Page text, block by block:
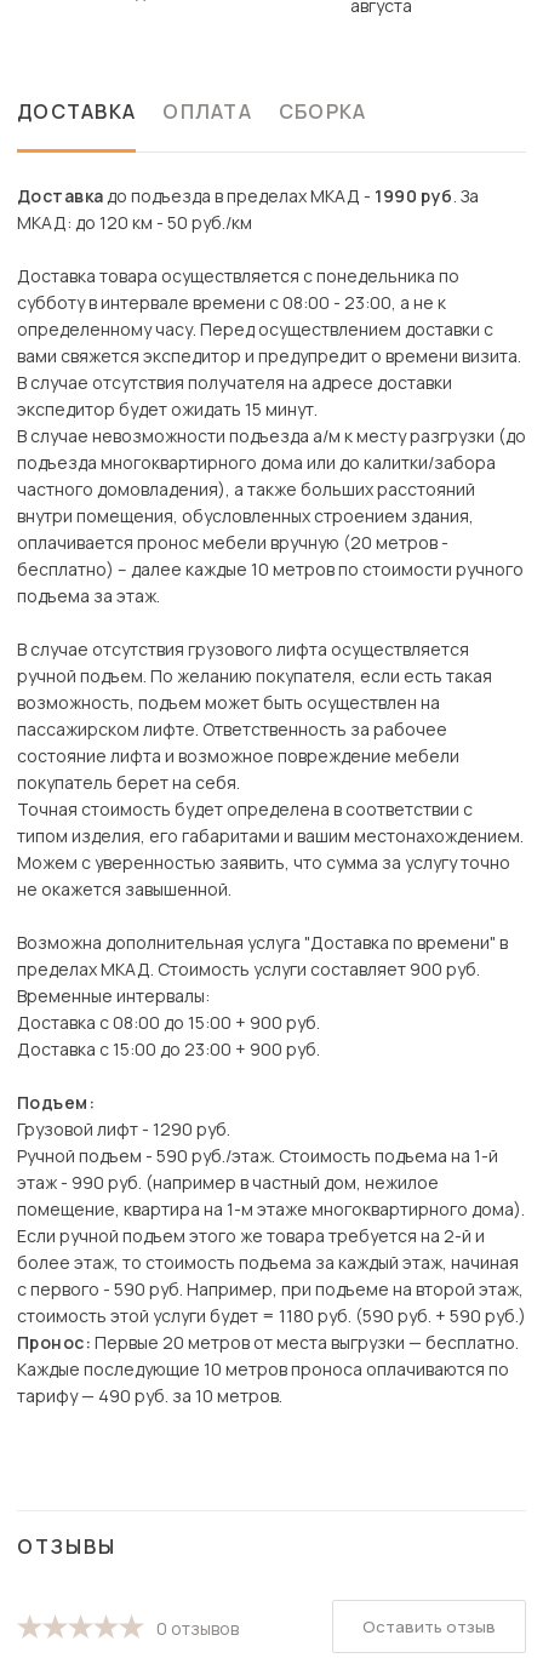
августа
ДОСТАВКА ОПЛАТА СБОРКА
Доставкадо подъезда в пределах МКАД - 1990 руб. За
МКАД: до 120 км - 50 руб./км
Доставка товара осуществляется с понедельника по
субботу в интервале времени с 08:00 - 23:00, а не к
определенному часу. Перед осуществлением доставки с
вами свяжется экспедитор и предупредит о времени визита.
В случае отсутствия получателя на адресе доставки
экспедитор будет ожидать 15 минут.
В случае невозможности подъезда а/м к месту разгрузки (до
подъезда многоквартирного дома или до калитки/забора
частного домовладения), а также больших расстояний
внутри помещения, обусловленных строением здания,
оплачивается пронос мебели вручную (20 метров -
бесплатно) – далее каждые 10 метров по стоимости ручного
подъема за этаж.
В случае отсутствия грузового лифта осуществляется
ручной подъем. По желанию покупателя, если есть такая
возможность, подъем может быть осуществлен на
пассажирском лифте. Ответственность за рабочее
состояние лифта и возможное повреждение мебели
покупатель берет на себя.
Точная стоимость будет определена в соответствии с
типом изделия, его габаритами и вашим местонахождением.
Можем с уверенностью заявить, что сумма за услугу точно
не окажется завышенной.
Возможна дополнительная услуга "Доставка по времени" в
пределах МКАД. Стоимость услуги составляет 900 руб.
Временные интервалы:
Доставка с 08:00 до 15:00 + 900 руб.
Доставка с 15:00 до 23:00 + 900 руб.
Подъем:
Грузовой лифт - 1290 руб.
Ручной подъем - 590 руб./этаж. Стоимость подъема на 1-й
этаж - 990 руб. (например в частный дом, нежилое
помещение, квартира на 1-м этаже многоквартирного дома).
Если ручной подъем этого же товара требуется на 2-й и
более этаж, то стоимость подъема за каждый этаж, начиная
с первого - 590 руб. Например, при подъеме на второй этаж,
стоимость этой услуги будет = 1180 руб. (590 руб. + 590 руб.)
Пронос: Первые 20 метров от места выгрузки — бесплатно.
Каждые последующие 10 метров проноса оплачиваются по
тарифу — 490 руб. за 10 метров.
ОТЗЫВЫ
0 отзывов Оставить отзыв